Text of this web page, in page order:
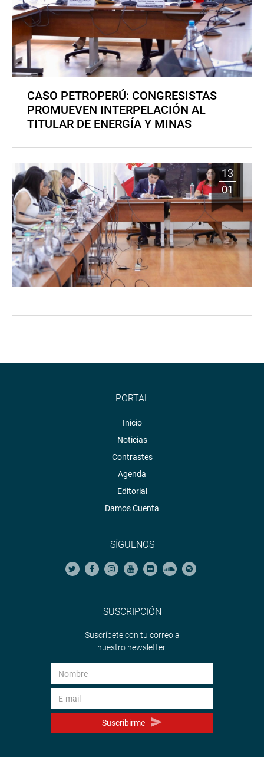
CASO PETROPERÚ: CONGRESISTAS
PROMUEVEN INTERPELACIÓN AL
TITULAR DE ENERGÍA Y MINAS
13
01
PORTAL
Inicio
Noticias
Contrastes
Agenda
Editorial
Damos Cuenta
SÍGUENOS
SUSCRIPCIÓN
Suscríbete con tu correo a
nuestro newsletter.
Suscribirme